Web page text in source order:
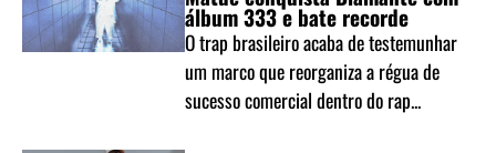
álbum 333 e bate recorde
O trap brasileiro acaba de testemunhar
um marco que reorganiza a régua de
sucesso comercial dentro do rap...